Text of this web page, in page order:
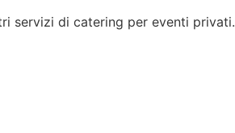
servizi di catering per eventi privati.